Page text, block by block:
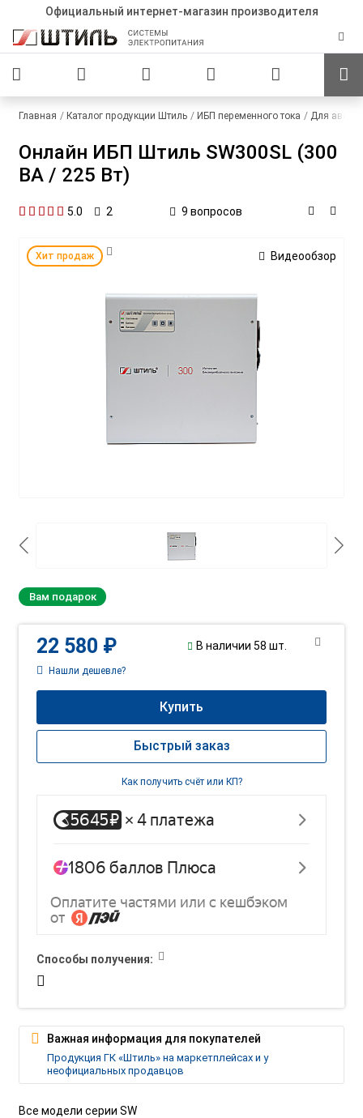
Официальный интернет-магазин производителя
Главная Каталог продукции Штиль ИБП переменного тока Для
Онлайн ИБП Штиль SW300SL (300
ВА / 225 Вт)
5.0 2 9 вопросов
Хит продаж Видеообзор
Все модели серии SW
Вам подарок
22 580 ₽ В наличии 58 шт.
Нашли дешевле?
Купить
Быстрый заказ
Как получить счёт или КП?
Способы получения:
Важная информация для покупателей
Продукция ГК «Штиль» на маркетплейсах и у
неофициальных продавцов